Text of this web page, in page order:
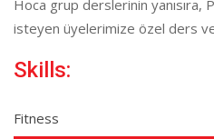
Hoca grup derslerinin yanısıra,
isteyen üyelerimize özel ders
Skills:
Fitness